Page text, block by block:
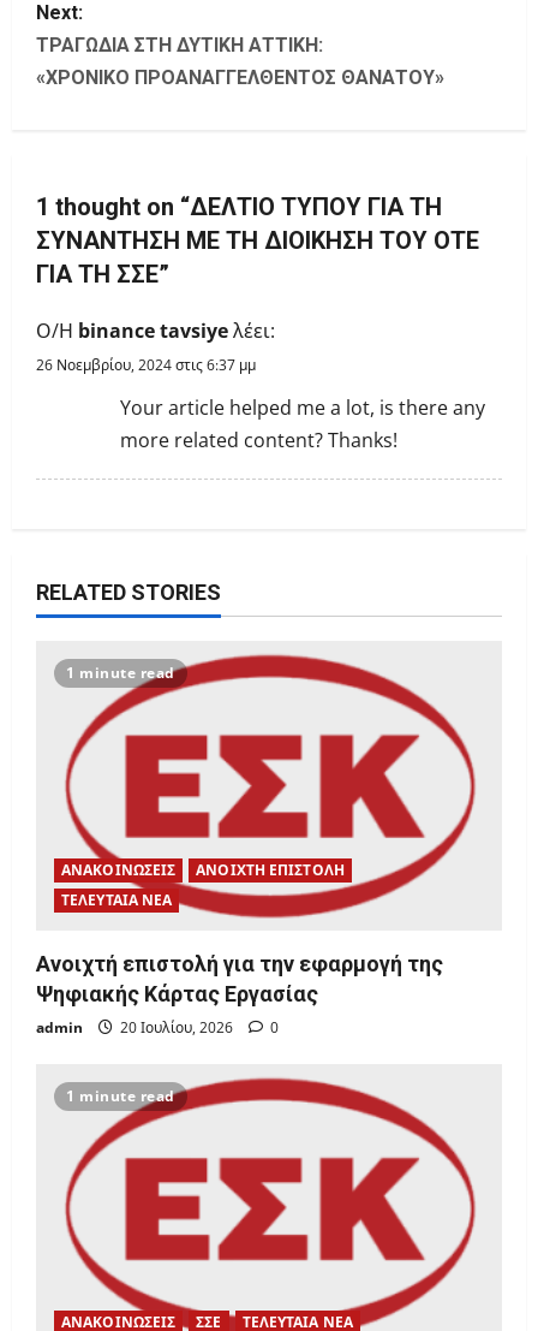
t
n
v
i
g
a
o
Next:
ΤΡΑΓΩΔΙΑ ΣΤΗ ΔΥΤΙΚΗ ΑΤΤΙΚΗ:
«ΧΡΟΝΙΚΟ ΠΡΟΑΝΑΓΓΕΛΘΕΝΤΟΣ ΘΑΝΑΤΟΥ»
1 thought on “ΔΕΛΤΙΟ ΤΥΠΟΥ ΓΙΑ ΤΗ
ΣΥΝΑΝΤΗΣΗ ΜΕ ΤΗ ΔΙΟΙΚΗΣΗ ΤΟΥ ΟΤΕ
ΓΙΑ ΤΗ ΣΣΕ”
Ο/Η binance tavsiyeλέει:
26 Νοεμβρίου, 2024 στις 6:37 μμ
Your article helped me a lot, is there any
more related content? Thanks!
RELATED STORIES
1 minute read
ΑΝΑΚΟΙΝΩΣΕΙΣ
ΑΝΟΙΧΤΗ ΕΠΙΣΤΟΛΗ
ΤΕΛΕΥΤΑΙΑ ΝΕΑ
Ανοιχτή επιστολή για την εφαρμογή της
Ψηφιακής Κάρτας Εργασίας
admin 20 Ιουλίου, 2026 0
1 minute read
ΑΝΑΚΟΙΝΩΣΕΙΣ ΣΣΕ ΤΕΛΕΥΤΑΙΑ ΝΕΑ